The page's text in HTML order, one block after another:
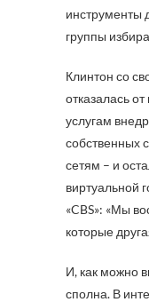
инструменты
группы
Клинтон со
отказалась
услугам
собственных
сетям – и
виртуальной
«CBS»: «Мы
которые
И, как можно
сполна. В